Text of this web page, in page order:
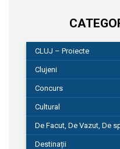
CLUJ – Proiecte
Clujeni
Concurs
Cultural
De Facut, De Vazut, De
Destinații